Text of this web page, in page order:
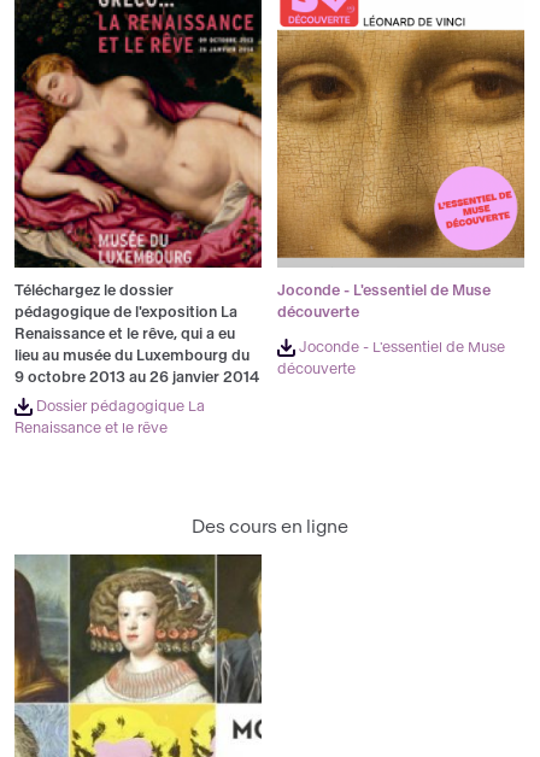
Téléchargez le dossier
pédagogique de l'exposition La
Renaissance et le rêve, qui a eu
lieu au musée du Luxembourg du
9 octobre 2013 au 26 janvier 2014
Dossier pédagogique La
Renaissance et le rêve
Joconde - L'essentiel de Muse
découverte
Joconde - L'essentiel de Muse
découverte
Des cours en ligne